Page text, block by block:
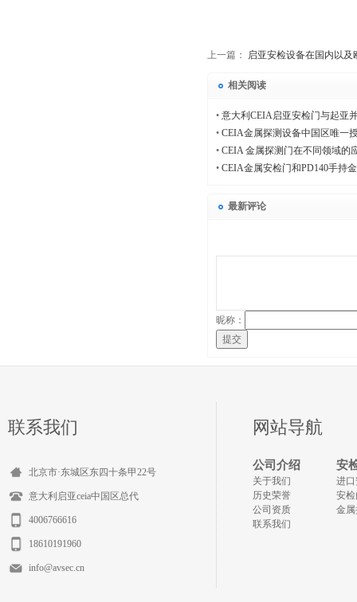
上一篇： 启亚安检设备在国内以及
相关阅读
• 意大利CEIA启亚安检门与起亚
• CEIA金属探测设备中国区唯一
• CEIA 金属探测门在不同领域的
• CEIA金属安检门和PD140手持
最新评论
昵称：
提交
联系我们
北京市·东城区东四十条甲22号
意大利启亚ceia中国区总代
4006766616
18610191960
info@avsec.cn
网站导航
公司介绍
关于我们
历史荣誉
公司资质
联系我们
安
进
安
金